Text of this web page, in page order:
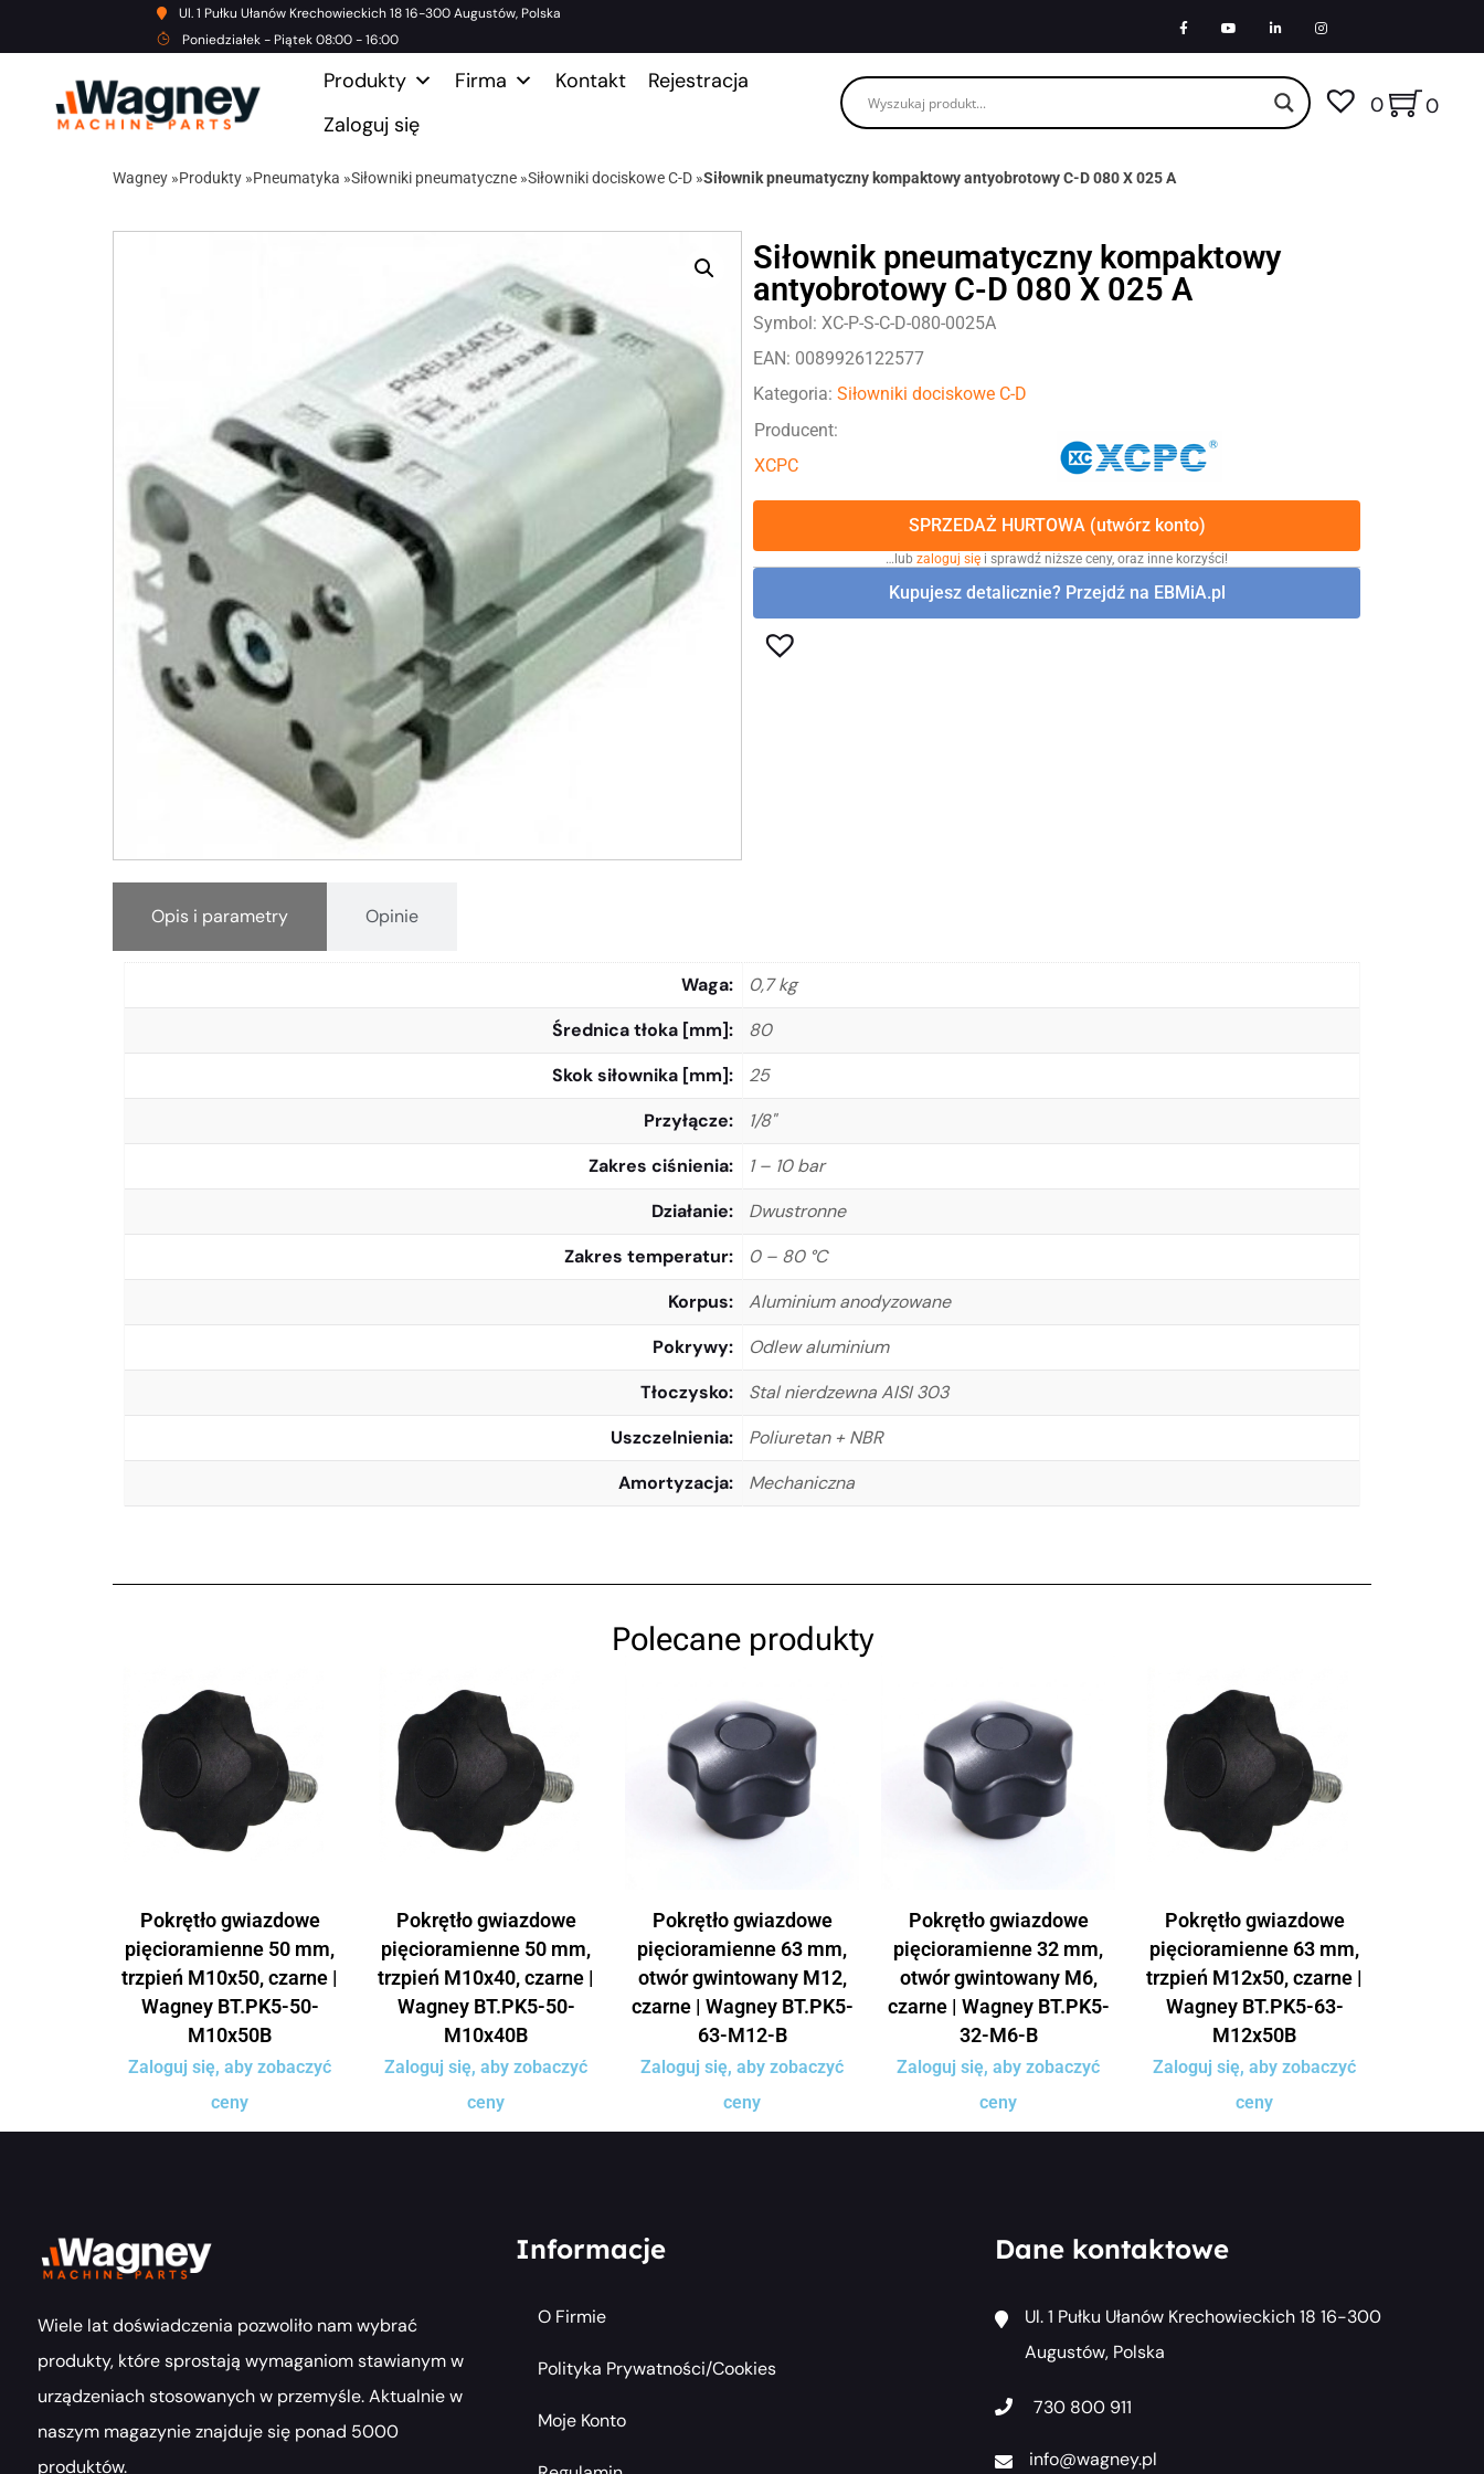
Ul. 1 Pułku Ułanów Krechowieckich 18 16-300 Augustów, Polska
Poniedziałek - Piątek 08:00 - 16:00
Produkty Firma Kontakt
Rejestracja
Zaloguj się
0 0
Wagney »Produkty »Pneumatyka »Siłowniki pneumatyczne »Siłowniki dociskowe C-D »Siłownik pneumatyczny kompaktowy antyobrotowy C-D 080 X 025 A
Siłownik pneumatyczny kompaktowy
antyobrotowy C-D 080 X 025 A
Symbol: XC-P-S-C-D-080-0025A
EAN: 0089926122577
Kategoria: Siłowniki dociskowe C-D
Producent:
XCPC
SPRZEDAŻ HURTOWA (utwórz konto)
…lub zaloguj się i sprawdź niższe ceny, oraz inne korzyści!
Kupujesz detalicznie? Przejdź na EBMiA.pl
Opis i parametry Opinie
Waga
0,7 kg
Średnica tłoka [mm]
80
Skok siłownika [mm]
25
Przyłącze
1/8"
Zakres ciśnienia
1 – 10 bar
Działanie
Dwustronne
Zakres temperatur
0 – 80 °C
Korpus
Aluminium anodyzowane
Pokrywy
Odlew aluminium
Tłoczysko
Stal nierdzewna AISI 303
Uszczelnienia
Poliuretan + NBR
Amortyzacja
Mechaniczna
Polecane produkty
Pokrętło gwiazdowe
pięcioramienne 50 mm,
trzpień M10x50, czarne |
Wagney BT.PK5-50-
M10x50B
Zaloguj się, aby zobaczyć
ceny
Pokrętło gwiazdowe
pięcioramienne 50 mm,
trzpień M10x40, czarne |
Wagney BT.PK5-50-
M10x40B
Zaloguj się, aby zobaczyć
ceny
Pokrętło gwiazdowe
pięcioramienne 63 mm,
otwór gwintowany M12,
czarne | Wagney BT.PK5-
63-M12-B
Zaloguj się, aby zobaczyć
ceny
Pokrętło gwiazdowe
pięcioramienne 32 mm,
otwór gwintowany M6,
czarne | Wagney BT.PK5-
32-M6-B
Zaloguj się, aby zobaczyć
ceny
Pokrętło gwiazdowe
pięcioramienne 63 mm,
trzpień M12x50, czarne |
Wagney BT.PK5-63-
M12x50B
Zaloguj się, aby zobaczyć
ceny
Wiele lat doświadczenia pozwoliło nam wybrać
produkty, które sprostają wymaganiom stawianym w
urządzeniach stosowanych w przemyśle. Aktualnie w
naszym magazynie znajduje się ponad 5000
produktów.
Informacje
O Firmie
Polityka Prywatności/cookies
Moje Konto
Dane kontaktowe
Ul. 1 Pułku Ułanów Krechowieckich 18 16-300
Augustów, Polska
730 800 911
info@wagney.pl